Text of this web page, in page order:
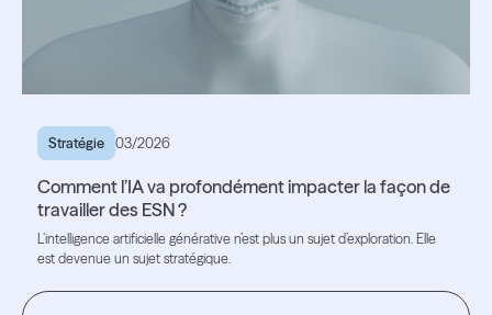
Stratégie 03/2026
Comment l’IA va profondément impacter la façon de
travailler des ESN ?
L’intelligence artificielle générative n’est plus un sujet d’exploration. Elle
est devenue un sujet stratégique.